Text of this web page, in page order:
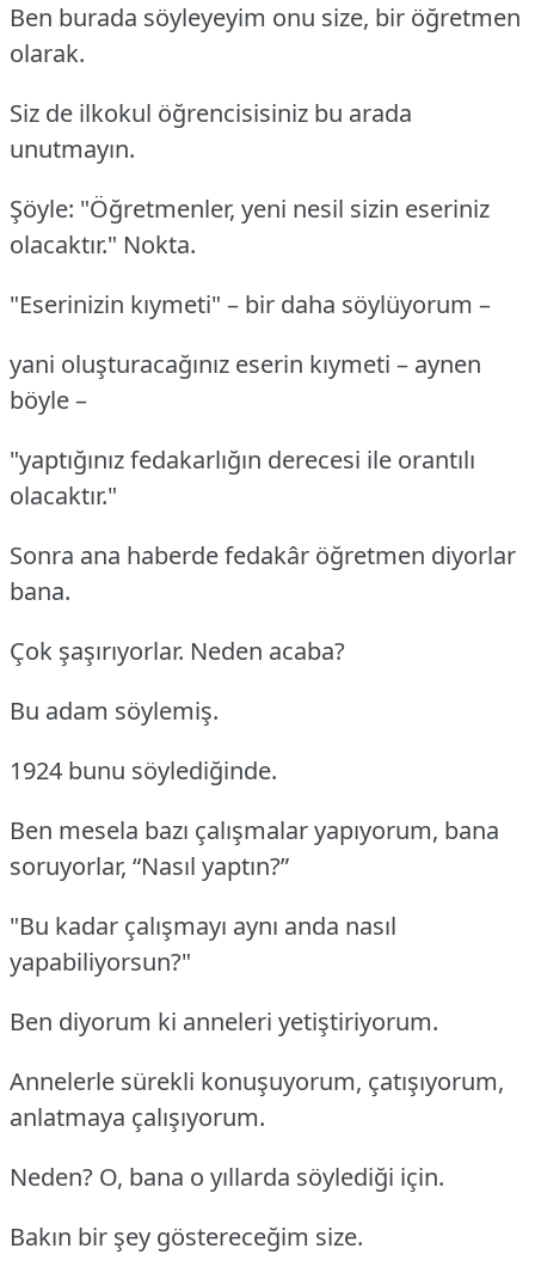
Ben burada söyleyeyim onu size, bir öğretmen
olarak.
Siz de ilkokul öğrencisisiniz bu arada
unutmayın.
Şöyle: "Öğretmenler, yeni nesil sizin eseriniz
olacaktır." Nokta.
"Eserinizin kıymeti" – bir daha söylüyorum –
yani oluşturacağınız eserin kıymeti – aynen
böyle –
"yaptığınız fedakarlığın derecesi ile orantılı
olacaktır."
Sonra ana haberde fedakâr öğretmen diyorlar
bana.
Çok şaşırıyorlar. Neden acaba?
Bu adam söylemiş.
1924 bunu söylediğinde.
Ben mesela bazı çalışmalar yapıyorum, bana
soruyorlar, “Nasıl yaptın?”
"Bu kadar çalışmayı aynı anda nasıl
yapabiliyorsun?"
Ben diyorum ki anneleri yetiştiriyorum.
Annelerle sürekli konuşuyorum, çatışıyorum,
anlatmaya çalışıyorum.
Neden? O, bana o yıllarda söylediği için.
Bakın bir şey göstereceğim size.